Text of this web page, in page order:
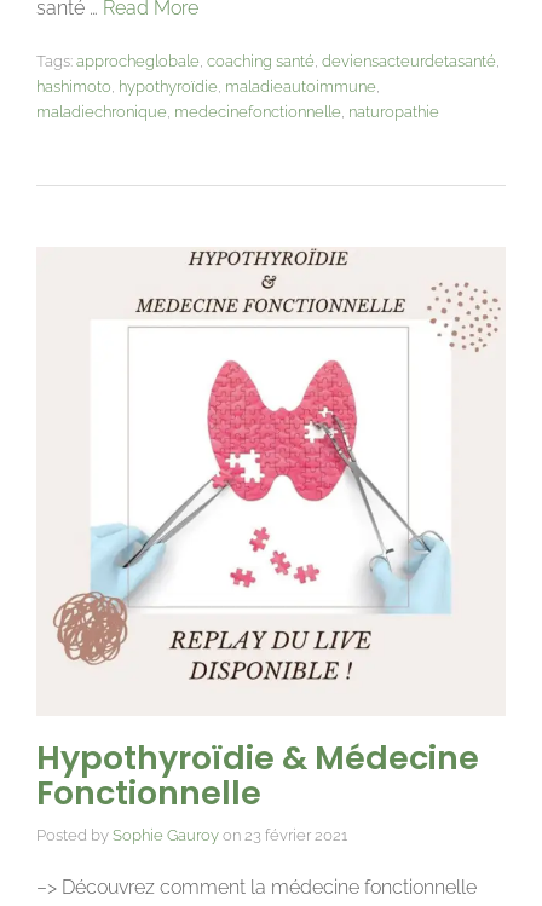
santé … Read More
Tags: approcheglobale, coaching santé, deviensacteurdetasanté,
hashimoto, hypothyroïdie, maladieautoimmune,
maladiechronique, medecinefonctionnelle, naturopathie
Hypothyroïdie & Médecine
Fonctionnelle
Posted by Sophie Gauroy on 23 février 2021
–> Découvrez comment la médecine fonctionnelle